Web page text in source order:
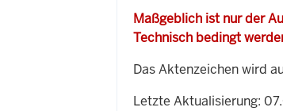
Maßgeblich ist nur der
Technisch bedingt
Das Aktenzeichen wird
Letzte Aktualisierung: